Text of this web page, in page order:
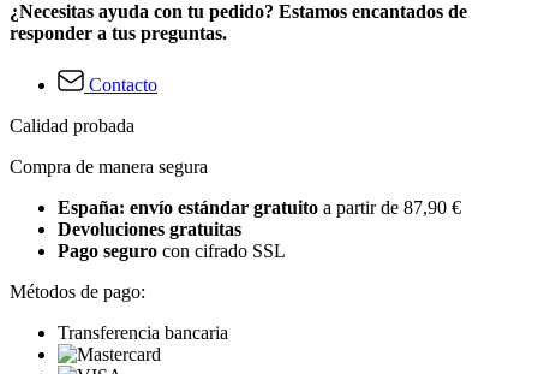
¿Necesitas ayuda con tu pedido? Estamos encantados de
responder a tus preguntas.
Contacto
Calidad probada
Compra de manera segura
España: envío estándar gratuito a partir de 87,90 €
Devoluciones gratuitas
Pago seguro con cifrado SSL
Métodos de pago:
Transferencia bancaria